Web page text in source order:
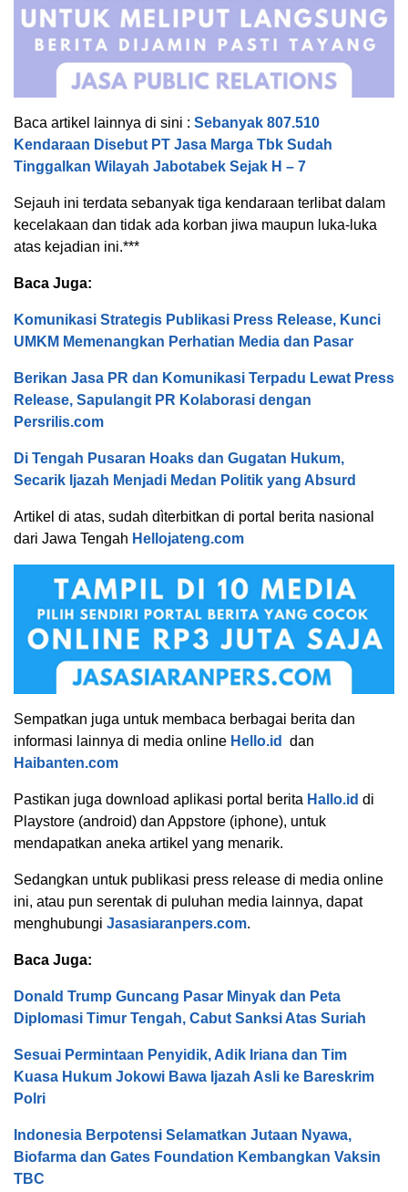
Baca artikel lainnya di sini : Sebanyak 807.510
Kendaraan Disebut PT Jasa Marga Tbk Sudah
Tinggalkan Wilayah Jabotabek Sejak H – 7
Sejauh ini terdata sebanyak tiga kendaraan terlibat dalam
kecelakaan dan tidak ada korban jiwa maupun luka-luka
atas kejadian ini.***
Baca Juga:
Komunikasi Strategis Publikasi Press Release, Kunci
UMKM Memenangkan Perhatian Media dan Pasar
Berikan Jasa PR dan Komunikasi Terpadu Lewat Press
Release, Sapulangit PR Kolaborasi dengan
Persrilis.com
Di Tengah Pusaran Hoaks dan Gugatan Hukum,
Secarik Ijazah Menjadi Medan Politik yang Absurd
Artikel di atas, sudah dìterbitkan di portal berita nasional
dari Jawa Tengah Hellojateng.com
Sempatkan juga untuk membaca berbagai berita dan
informasi lainnya di media online Hello.id dan
Haibanten.com
Pastikan juga download aplikasi portal berita Hallo.id di
Playstore (android) dan Appstore (iphone), untuk
mendapatkan aneka artikel yang menarik.
Sedangkan untuk publikasi press release di media online
ini, atau pun serentak di puluhan media lainnya, dapat
menghubungi Jasasiaranpers.com.
Baca Juga:
Donald Trump Guncang Pasar Minyak dan Peta
Diplomasi Timur Tengah, Cabut Sanksi Atas Suriah
Sesuai Permintaan Penyidik, Adik Iriana dan Tim
Kuasa Hukum Jokowi Bawa Ijazah Asli ke Bareskrim
Polri
Indonesia Berpotensi Selamatkan Jutaan Nyawa,
Biofarma dan Gates Foundation Kembangkan Vaksin
TBC